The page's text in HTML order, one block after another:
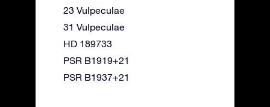
23 Vulpeculae
31 Vulpeculae
HD 189733
PSR B1919+21
PSR B1937+21